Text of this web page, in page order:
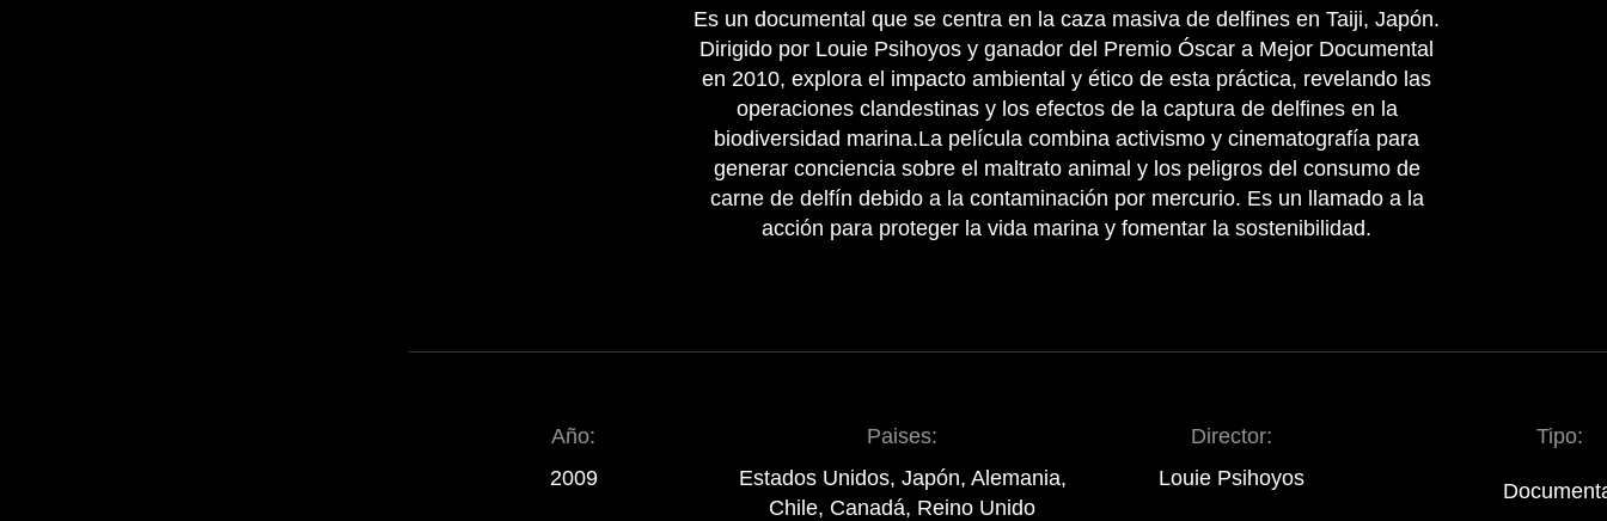
Es un documental que se centra en la caza masiva de delfines en Taiji, Japón.
Dirigido por Louie Psihoyos y ganador del Premio Óscar a Mejor Documental
en 2010, explora el impacto ambiental y ético de esta práctica, revelando las
operaciones clandestinas y los efectos de la captura de delfines en la
biodiversidad marina.La película combina activismo y cinematografía para
generar conciencia sobre el maltrato animal y los peligros del consumo de
carne de delfín debido a la contaminación por mercurio. Es un llamado a la
acción para proteger la vida marina y fomentar la sostenibilidad.
Año:
2009
Paises:
Estados Unidos, Japón, Alemania,
Chile, Canadá, Reino Unido
Director:
Louie Psihoyos
Tipo: